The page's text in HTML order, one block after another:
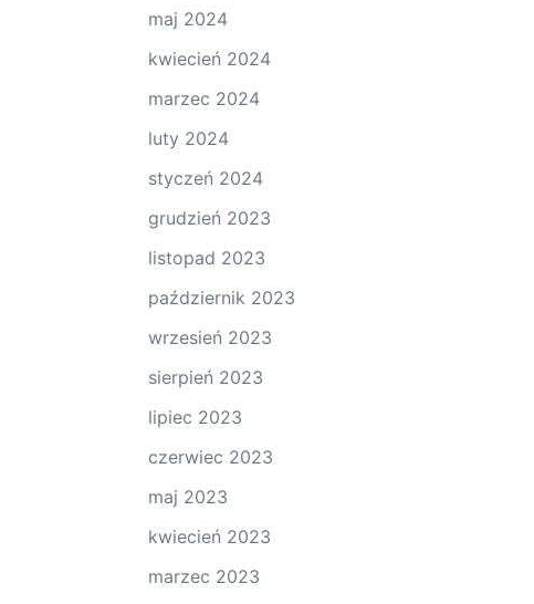
maj 2024
kwiecień 2024
marzec 2024
luty 2024
styczeń 2024
grudzień 2023
listopad 2023
październik 2023
wrzesień 2023
sierpień 2023
lipiec 2023
czerwiec 2023
maj 2023
kwiecień 2023
marzec 2023